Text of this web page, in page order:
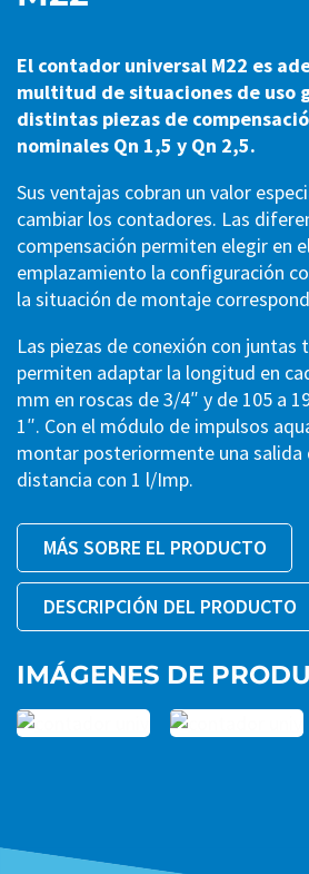
El contador universal M22 es
multitud de situaciones de uso
distintas piezas de
nominales Qn 1,5 y Qn 2,5.
Sus ventajas cobran un valor
cambiar los contadores. Las
compensación permiten elegir en
emplazamiento la configuración
la situación de montaje
Las piezas de conexión con
permiten adaptar la longitud en
mm en roscas de 3/4″ y de 105 a
1″. Con el módulo de impulsos
montar posteriormente una salida
distancia con 1 l/Imp.
MÁS SOBRE EL PRODUCTO
DESCRIPCIÓN DEL PRODUCTO
IMÁGENES DE